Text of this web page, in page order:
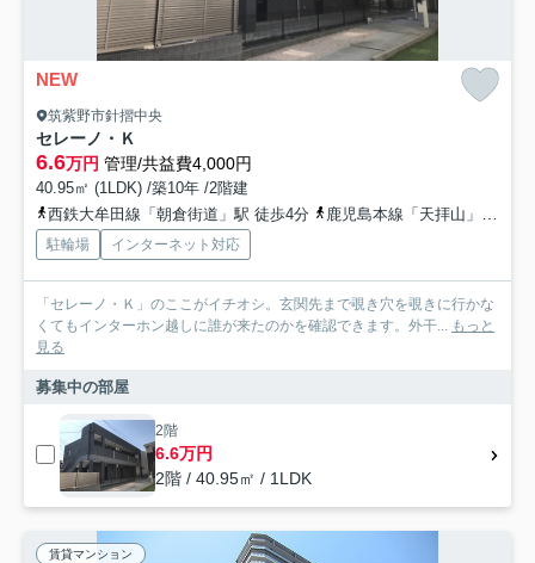
NEW
筑紫野市針摺中央
セレーノ・Ｋ
6.6万円 管理/共益費4,000円
40.95㎡ (1LDK) /築10年 /2階建
西鉄大牟田線「朝倉街道」駅 徒歩4分
鹿児島本線「天拝山」駅 徒歩9分
駐輪場 インターネット対応
「セレーノ・Ｋ」のここがイチオシ。玄関先まで覗き穴を覗きに行かな
くてもインターホン越しに誰が来たのかを確認できます。外干...
もっと
見る
募集中の部屋
2階
6.6万円
2階 / 40.95㎡ / 1LDK
賃貸マンション